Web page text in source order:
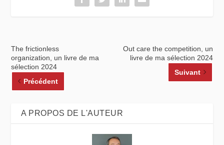
The frictionless
organization, un livre de ma
sélection 2024
Précédent
Out care the competition, un
livre de ma sélection 2024
Suivant
A PROPOS DE L'AUTEUR